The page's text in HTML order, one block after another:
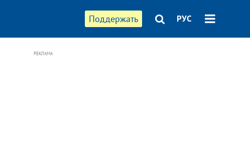
Поддержать РУС
РЕКЛАМА